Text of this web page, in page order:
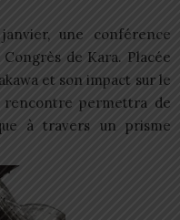
une conférence
de Kara. Placée
et son impact sur le
rencontre permettra de
à travers un prisme